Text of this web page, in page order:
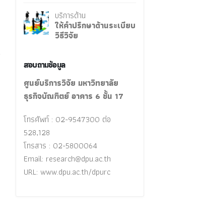
บริการด้าน
ให้คำปรึกษาด้านระเบียบ
วิธีวิจัย
สอบถามข้อมูล
ศูนย์บริการวิจัย มหาวิทยาลัย
ธุรกิจบัณฑิตย์ อาคาร 6 ชั้น 17
โทรศัพท์ : 02-9547300 ต่อ
528,128
โทรสาร : 02-5800064
Email: research@dpu.ac.th
URL: www.dpu.ac.th/dpurc